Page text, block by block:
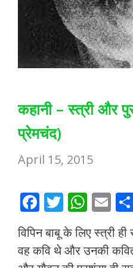
कहानी – स्त्री और
प्रेमचंद)
April 15, 2015
F
e
b
T
w
itt
er
W
at
s
E
m
ai
l
विपिन बाबू के लिए स्त्री
वह कवि थे और उनकी